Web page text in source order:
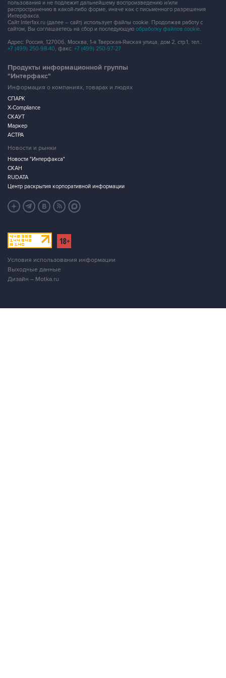
пользования и не подлежит дальнейшему воспроизведению и/или
распространению в какой-либо форме, иначе как с письменного разрешения
Интерфакса.
Сайт Interfax.ru (далее – сайт) использует файлы cookie. Продолжая работу с
сайтом, Вы соглашаетесь на сбор и последующую обработку файлов cookie.
Адрес: Россия, 127006, Москва, 1-я Тверская-Ямская улица, дом 2, стр.1, тел.:
+7 (499) 250-98-40, факс: +7 (499) 250-97-27
Продукты информационной группы
"Интерфакс"
Информация о компаниях, товарах и людях
СПАРК
X-Compliance
СКАУТ
Маркер
АСТРА
Новости и рынки
Новости "Интерфакса"
СКАН
RUDATA
Центр раскрытия корпоративной информации
Условия использования информации
Выходные данные
Дизайн – Motka.ru